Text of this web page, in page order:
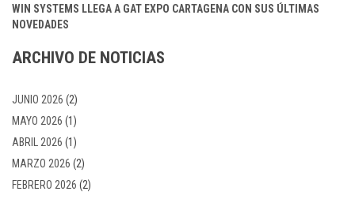
WIN SYSTEMS LLEGA A GAT EXPO CARTAGENA CON SUS ÚLTIMAS
NOVEDADES
ARCHIVO DE NOTICIAS
JUNIO 2026 (2)
MAYO 2026 (1)
ABRIL 2026 (1)
MARZO 2026 (2)
FEBRERO 2026 (2)